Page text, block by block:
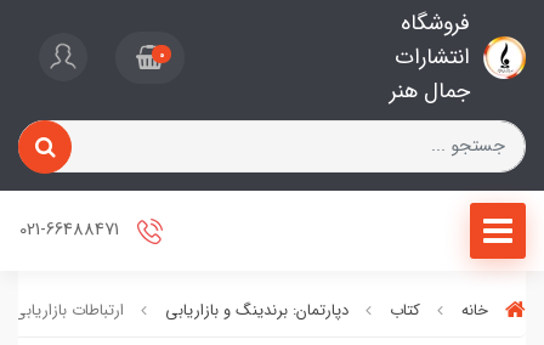
فروشگاه
انتشارات
جمال هنر
0
خانه کتاب دپارتمان: برندینگ و بازاریابی ارتباطات بازاریابی